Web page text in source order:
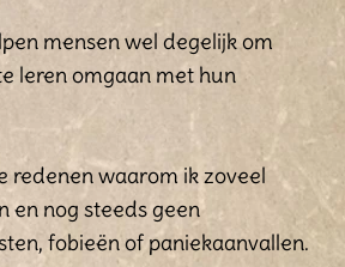
mensen wel degelijk om
leren omgaan met hun
redenen waarom ik zoveel
en nog steeds geen
fobieën of paniekaanvallen.